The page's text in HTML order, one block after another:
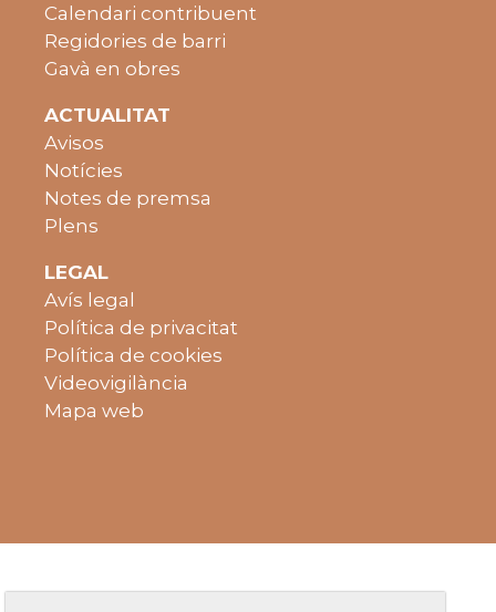
Calendari contribuent
Regidories de barri
Gavà en obres
ACTUALITAT
Avisos
Notícies
Notes de premsa
Plens
LEGAL
Avís legal
Política de privacitat
Política de cookies
Videovigilància
Mapa web